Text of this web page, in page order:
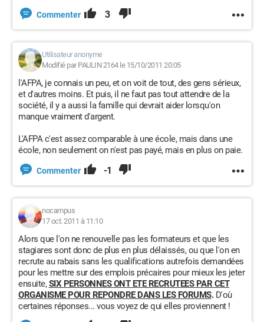
Commenter 3
Utilisateur anonyme
Modifié par PAULIN 2164 le 15/10/2011 20:05
l'AFPA, je connais un peu, et on voit de tout, des gens sérieux,
et d'autres moins. Et puis, il ne faut pas tout attendre de la
société, il y a aussi la famille qui devrait aider lorsqu'on
manque vraiment d'argent.
L'AFPA c'est assez comparable à une école, mais dans une
école, non seulement on n'est pas payé, mais en plus on paie.
Commenter -1
nocampus
17 oct. 2011 à 11:10
Alors que l'on ne renouvelle pas les formateurs et que les
stagiares sont donc de plus en plus délaissés, ou que l'on en
recrute au rabais sans les qualifications autrefois demandées
pour les mettre sur des emplois précaires pour mieux les jeter
ensuite,SIX PERSONNES ONT ETE RECRUTEES PAR CET
ORGANISME POUR REPONDRE DANS LES FORUMS. D'où
certaines réponses... vous voyez de qui elles proviennent !